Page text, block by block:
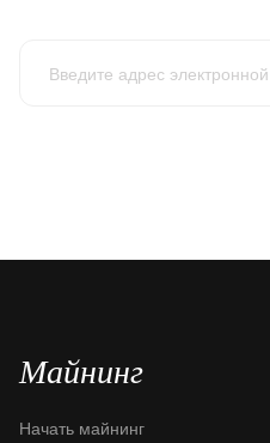
Майнинг
Начать майнинг